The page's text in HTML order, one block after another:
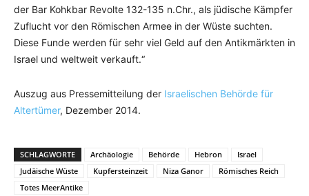
der Bar Kohkbar Revolte 132-135 n.Chr., als jüdische Kämpfer
Zuflucht vor den Römischen Armee in der Wüste suchten.
Diese Funde werden für sehr viel Geld auf den Antikmärkten in
Israel und weltweit verkauft.“
Auszug aus Pressemitteilung der Israelischen Behörde für
Altertümer, Dezember 2014.
SCHLAGWORTE Archäologie Behörde Hebron
Israel
Judäische Wüste
Kupfersteinzeit Niza Ganor
Römisches Reich
Totes MeerAntike